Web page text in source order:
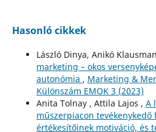
Hasonló cikkek
László Dinya, Anikó
marketing – okos
autonómia , Marketing &
Különszám EMOK 3 (2023)
Anita Tolnay , Attila Lajos , A
műszerpiacon
értékesítőinek motiváció, és